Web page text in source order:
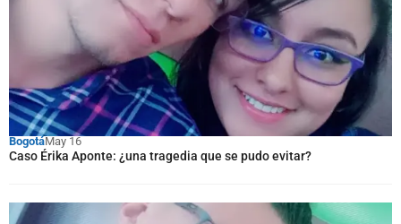
BogotáMay 16
Caso Érika Aponte: ¿una tragedia que se pudo evitar?